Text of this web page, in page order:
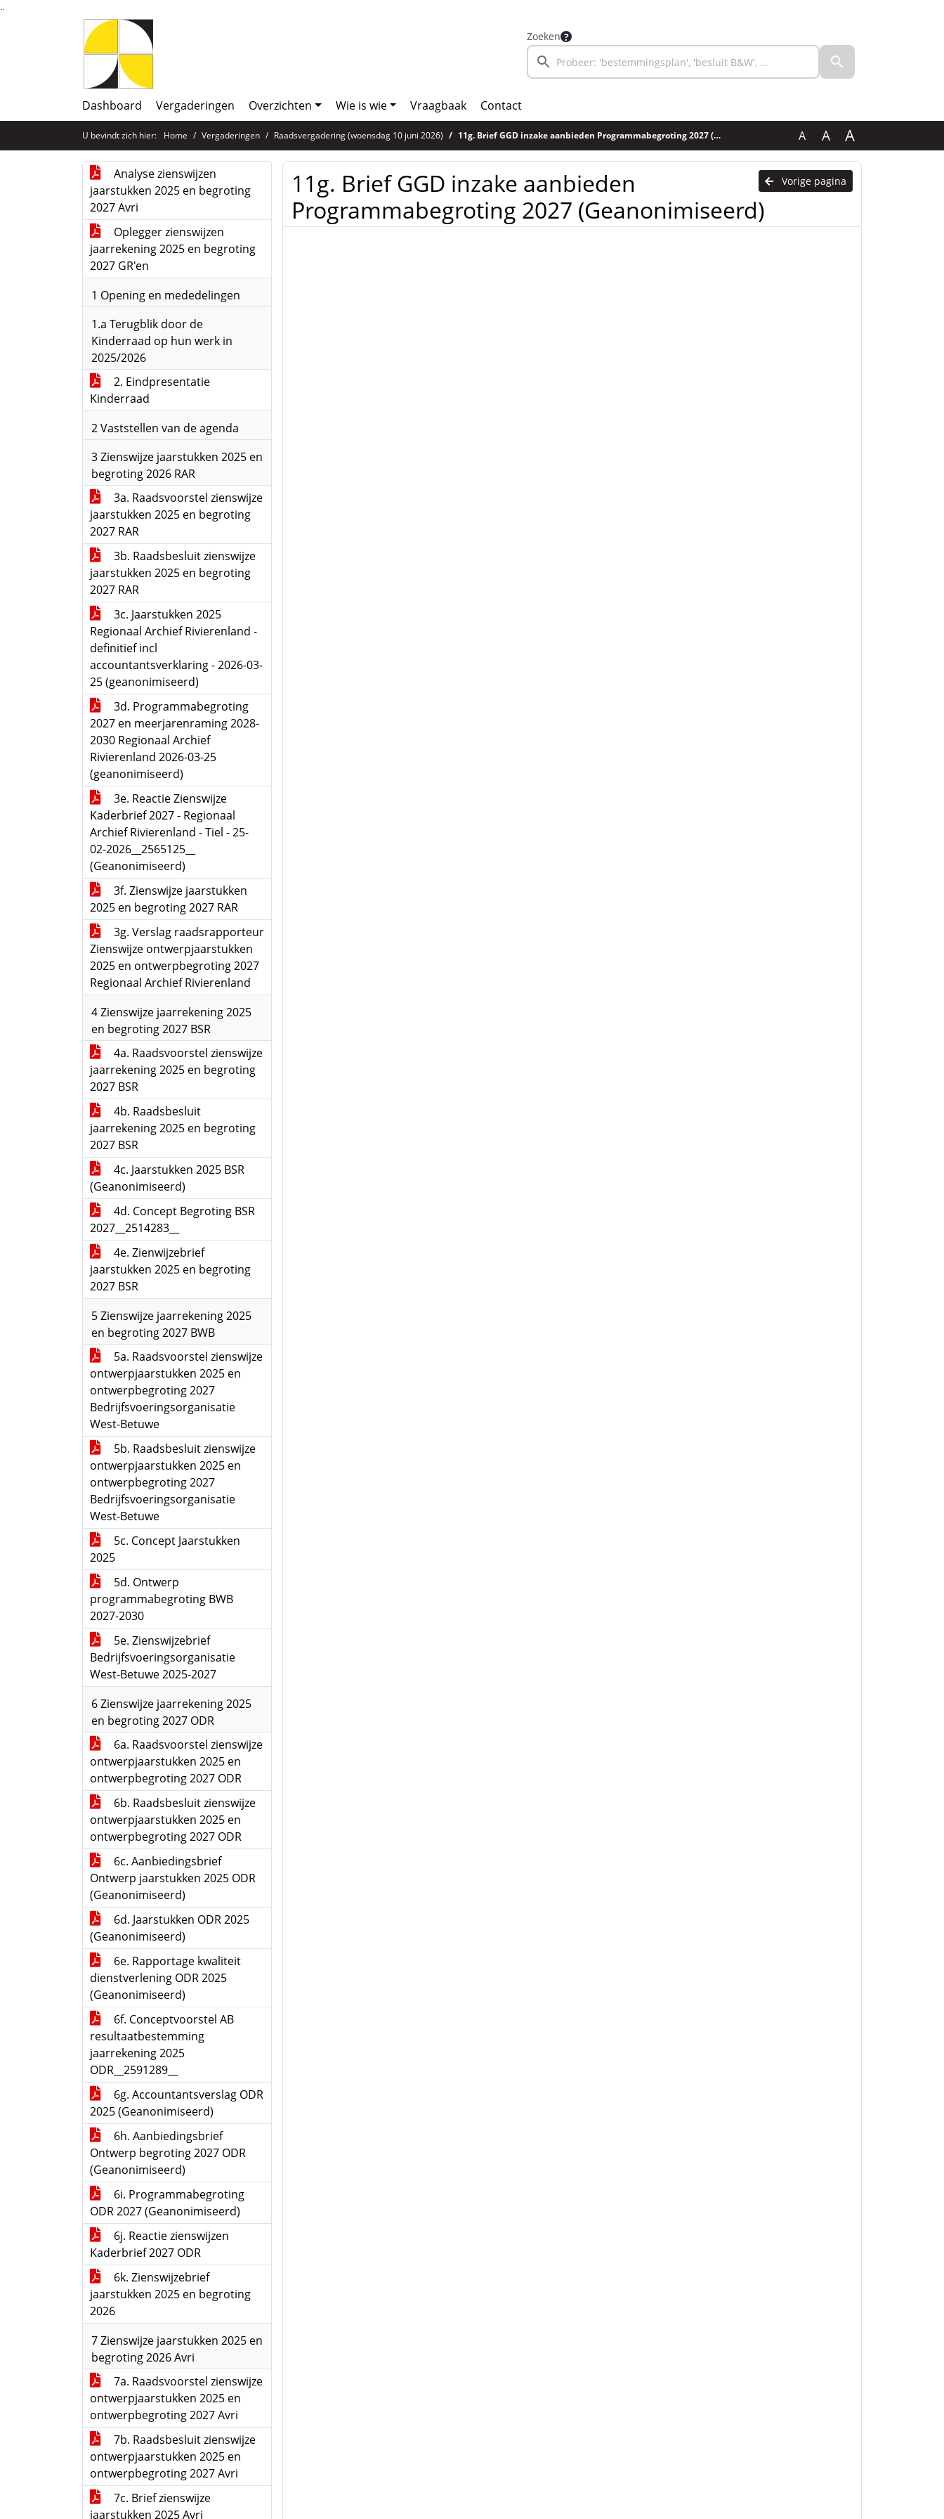
Ga naar de inhoud van deze pagina
Ga naar het zoeken
Ga naar het menu
Zoeken
Dashboard Vergaderingen Overzichten Wie is wie Vraagbaak Contact
U bevindt zich hier: Home Vergaderingen Raadsvergadering (woensdag 10 juni 2026) 11g. Brief GGD inzake aanbieden Programmabegroting 2027 (Geanonimiseerd) A A A
Analyse zienswijzen
jaarstukken 2025 en begroting
2027 Avri
Oplegger zienswijzen
jaarrekening 2025 en begroting
2027 GR'en
1 Opening en mededelingen
1.a Terugblik door de
Kinderraad op hun werk in
2025/2026
2. Eindpresentatie
Kinderraad
2 Vaststellen van de agenda
3 Zienswijze jaarstukken 2025 en
begroting 2026 RAR
3a. Raadsvoorstel zienswijze
jaarstukken 2025 en begroting
2027 RAR
3b. Raadsbesluit zienswijze
jaarstukken 2025 en begroting
2027 RAR
3c. Jaarstukken 2025
Regionaal Archief Rivierenland -
definitief incl
accountantsverklaring - 2026-03-
25 (geanonimiseerd)
3d. Programmabegroting
2027 en meerjarenraming 2028-
2030 Regionaal Archief
Rivierenland 2026-03-25
(geanonimiseerd)
3e. Reactie Zienswijze
Kaderbrief 2027 - Regionaal
Archief Rivierenland - Tiel - 25-
02-2026__2565125__
(Geanonimiseerd)
3f. Zienswijze jaarstukken
2025 en begroting 2027 RAR
3g. Verslag raadsrapporteur
Zienswijze ontwerpjaarstukken
2025 en ontwerpbegroting 2027
Regionaal Archief Rivierenland
4 Zienswijze jaarrekening 2025
en begroting 2027 BSR
4a. Raadsvoorstel zienswijze
jaarrekening 2025 en begroting
2027 BSR
4b. Raadsbesluit
jaarrekening 2025 en begroting
2027 BSR
4c. Jaarstukken 2025 BSR
(Geanonimiseerd)
4d. Concept Begroting BSR
2027__2514283__
4e. Zienwijzebrief
jaarstukken 2025 en begroting
2027 BSR
5 Zienswijze jaarrekening 2025
en begroting 2027 BWB
5a. Raadsvoorstel zienswijze
ontwerpjaarstukken 2025 en
ontwerpbegroting 2027
Bedrijfsvoeringsorganisatie
West-Betuwe
5b. Raadsbesluit zienswijze
ontwerpjaarstukken 2025 en
ontwerpbegroting 2027
Bedrijfsvoeringsorganisatie
West-Betuwe
5c. Concept Jaarstukken
2025
5d. Ontwerp
programmabegroting BWB
2027-2030
5e. Zienswijzebrief
Bedrijfsvoeringsorganisatie
West-Betuwe 2025-2027
6 Zienswijze jaarrekening 2025
en begroting 2027 ODR
6a. Raadsvoorstel zienswijze
ontwerpjaarstukken 2025 en
ontwerpbegroting 2027 ODR
6b. Raadsbesluit zienswijze
ontwerpjaarstukken 2025 en
ontwerpbegroting 2027 ODR
6c. Aanbiedingsbrief
Ontwerp jaarstukken 2025 ODR
(Geanonimiseerd)
6d. Jaarstukken ODR 2025
(Geanonimiseerd)
6e. Rapportage kwaliteit
dienstverlening ODR 2025
(Geanonimiseerd)
6f. Conceptvoorstel AB
resultaatbestemming
jaarrekening 2025
ODR__2591289__
6g. Accountantsverslag ODR
2025 (Geanonimiseerd)
6h. Aanbiedingsbrief
Ontwerp begroting 2027 ODR
(Geanonimiseerd)
6i. Programmabegroting
ODR 2027 (Geanonimiseerd)
6j. Reactie zienswijzen
Kaderbrief 2027 ODR
6k. Zienswijzebrief
jaarstukken 2025 en begroting
2026
7 Zienswijze jaarstukken 2025 en
begroting 2026 Avri
7a. Raadsvoorstel zienswijze
ontwerpjaarstukken 2025 en
ontwerpbegroting 2027 Avri
7b. Raadsbesluit zienswijze
ontwerpjaarstukken 2025 en
ontwerpbegroting 2027 Avri
7c. Brief zienswijze
jaarstukken 2025 Avri
Vorige pagina
11g. Brief GGD inzake aanbieden
Programmabegroting 2027 (Geanonimiseerd)